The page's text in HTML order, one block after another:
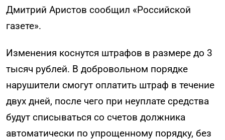
Дмитрий Аристов сообщил «Российской
газете».
Изменения коснутся штрафов в размере до 3
тысяч рублей. В добровольном порядке
нарушители смогут оплатить штраф в течение
двух дней, после чего при неуплате средства
будут списываться со счетов должника
автоматически по упрощенному порядку, без